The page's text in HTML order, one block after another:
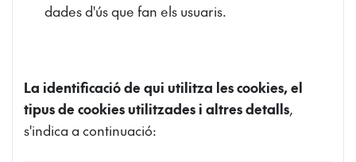
dades d'ús que fan els usuaris.
La identificació de qui utilitza les cookies, el
tipus de cookies utilitzades i altres detalls,
s'indica a continuació: